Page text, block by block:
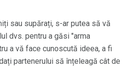
sau supărați, s-ar putea să vă
dvs. pentru a găsi "arma
a vă face cunoscută ideea, a fi
partenerului să înțeleagă cât de